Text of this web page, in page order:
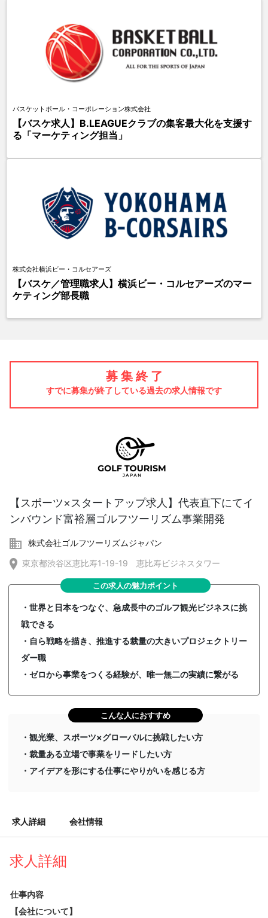
バスケットボール・コーポレーション株式会社
【バスケ求人】B.LEAGUEクラブの集客最大化を支援す
る「マーケティング担当」
株式会社横浜ビー・コルセアーズ
【バスケ／管理職求人】横浜ビー・コルセアーズのマー
ケティング部長職
募 集 終 了
すでに募集が終了している過去の求人情報です
【スポーツ×スタートアップ求人】代表直下にてイ
ンバウンド富裕層ゴルフツーリズム事業開発
株式会社ゴルフツーリズムジャパン
東京都渋谷区恵比寿1-19-19 恵比寿ビジネスタワー
この求人の魅力ポイント
・世界と日本をつなぐ、急成長中のゴルフ観光ビジネスに挑
戦できる
・自ら戦略を描き、推進する裁量の大きいプロジェクトリー
ダー職
・ゼロから事業をつくる経験が、唯一無二の実績に繋がる
こんな人におすすめ
・観光業、スポーツ×グローバルに挑戦したい方
・裁量ある立場で事業をリードしたい方
・アイデアを形にする仕事にやりがいを感じる方
求人詳細 会社情報
求人詳細
仕事内容
【会社について】